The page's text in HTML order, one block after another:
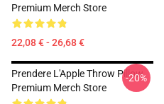
Premium Merch Store
22,08 € - 26,68 €
Prendere L'Apple Throw Pillow
Premium Merch Store
-20%